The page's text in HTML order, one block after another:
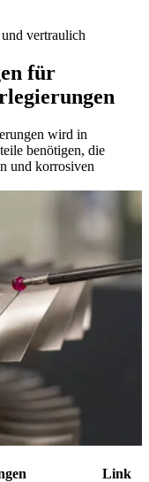
vertraulich
für
wird in
benötigen, die
und korrosiven
Link